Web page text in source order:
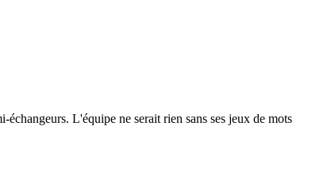
L'équipe ne serait rien sans ses jeux de mots